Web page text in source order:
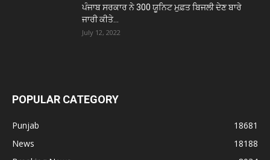
ਪੰਜਾਬ ਸਰਕਾਰ ਨੇ 300 ਯੂਨਿਟ ਮੁਫ਼ਤ ਬਿਜਲੀ ਦੇਣ ਬਾਰੇ
ਜਾਰੀ ਕੀਤੇ...
July 12, 2022
POPULAR CATEGORY
Punjab
18681
News
18188